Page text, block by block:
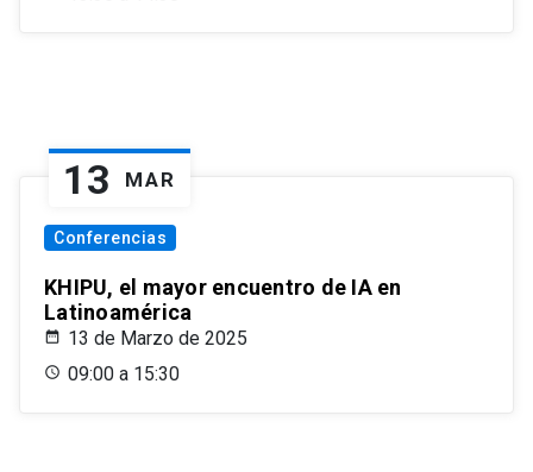
13 MAR
Conferencias
KHIPU, el mayor encuentro de IA en
Latinoamérica
13 de Marzo de 2025
09:00 a 15:30